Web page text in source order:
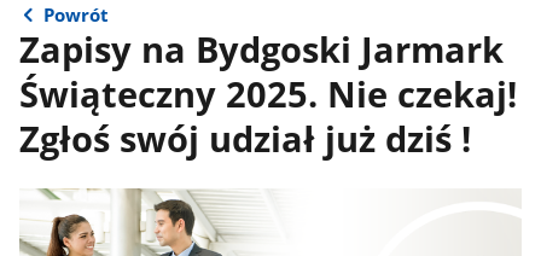
Powrót
Zapisy na Bydgoski Jarmark
Świąteczny 2025. Nie czekaj!
Zgłoś swój udział już dziś !